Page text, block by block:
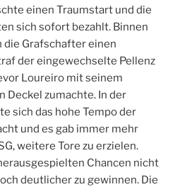
einen Traumstart und die
sich sofort bezahlt. Binnen
Grafschafter einen
der eingewechselte Pellenz
Loureiro mit seinem
Deckel zumachte. In der
sich das hohe Tempo der
und es gab immer mehr
weitere Tore zu erzielen.
Chancen nicht
deutlicher zu gewinnen. Die